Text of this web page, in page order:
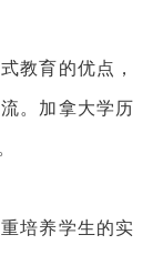
教育的优点，
。加拿大学历
培养学生的实